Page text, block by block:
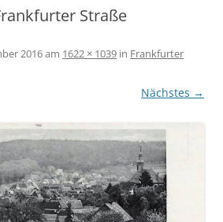
Straße
2016am 1622 × 1039 in Frankfurter
Nächstes →